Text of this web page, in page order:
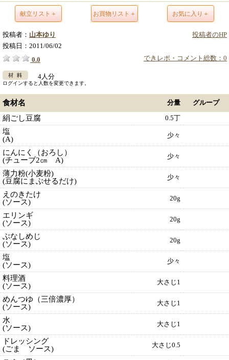
献立リスト＋ お買物リスト＋ お気に入り＋
投稿者のHP
投稿者： 山本ゆり
投稿日： 2011/06/02
できレポ・コメント総数：0
0.0
4人分
ログインすると人数を変更できます。
食材名 分量 グループ
絹ごし豆腐 0.5丁
塩
(A)
少々
にんにく（おろし）
(チューブ2㎝ A)
少々
薄力粉(小麦粉)
(豆腐にまぶせるだけ)
少々
えのきたけ
(ソース)
20g
エリンギ
(ソース)
20g
ぶなしめじ
(ソース)
20g
塩
(ソース)
少々
料理酒
(ソース)
大さじ1
めんつゆ（三倍濃厚）
(ソース)
大さじ1
水
(ソース)
大さじ1
ドレッシング
(ごま ソース)
大さじ0.5